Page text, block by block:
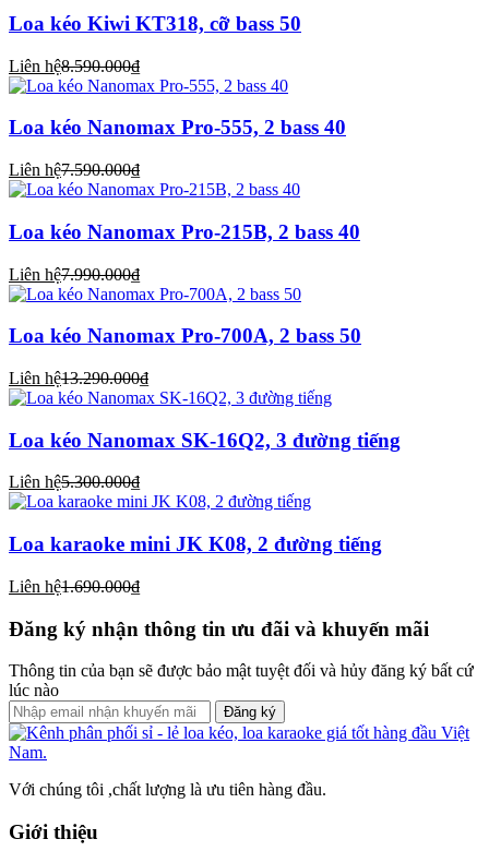
Loa kéo Kiwi KT318, cỡ bass 50
Liên hệ8.590.000₫
Loa kéo Nanomax Pro-555, 2 bass 40
Liên hệ7.590.000₫
Loa kéo Nanomax Pro-215B, 2 bass 40
Liên hệ7.990.000₫
Loa kéo Nanomax Pro-700A, 2 bass 50
Liên hệ13.290.000₫
Loa kéo Nanomax SK-16Q2, 3 đường tiếng
Liên hệ5.300.000₫
Loa karaoke mini JK K08, 2 đường tiếng
Liên hệ1.690.000₫
Đăng ký nhận thông tin ưu đãi và khuyến mãi
Thông tin của bạn sẽ được bảo mật tuyệt đối và hủy đăng ký bất cứ
lúc nào
Đăng ký
Với chúng tôi ,chất lượng là ưu tiên hàng đầu.
Giới thiệu